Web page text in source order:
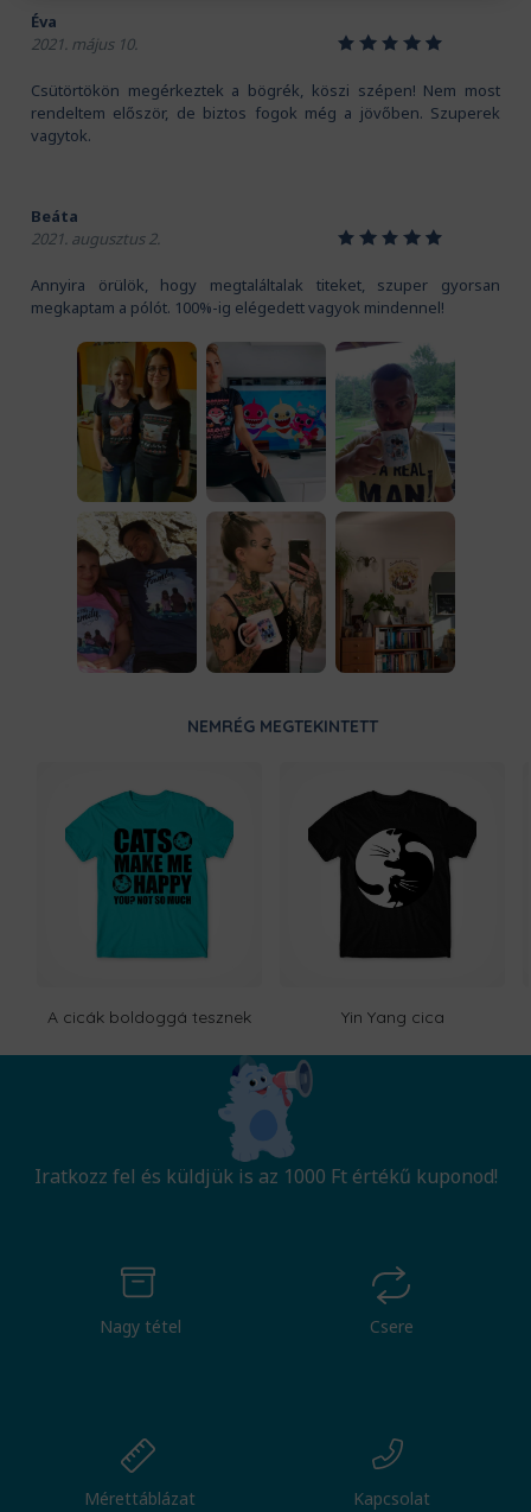
Éva
2021. május 10.
12345
Csütörtökön megérkeztek a bögrék, köszi szépen! Nem most
rendeltem először, de biztos fogok még a jövőben. Szuperek
vagytok.
Beáta
2021. augusztus 2.
12345
Annyira örülök, hogy megtaláltalak titeket, szuper gyorsan
megkaptam a pólót. 100%-ig elégedett vagyok mindennel!
NEMRÉG MEGTEKINTETT
A cicák boldoggá tesznek Yin Yang cica
Iratkozz fel és küldjük is az 1000 Ft értékű kuponod!
Nagy tétel Csere
Mérettáblázat Kapcsolat